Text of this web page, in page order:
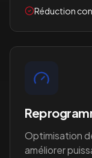
Réduction
Optimisation
améliorer